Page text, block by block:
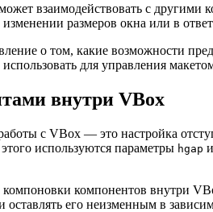
взаимодействовать с другими
размеров окна или в
о том, какие возможности
для управления
внутри VBox
с VBox — это настройка
используются параметры hgap и
компонентов внутри
оставлять его неизменным в